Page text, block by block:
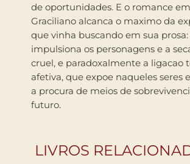
de oportunidades. E o romance
Graciliano alcanca o maximo da
que vinha buscando em sua
impulsiona os personagens e a
cruel, e paradoxalmente a ligacao
afetiva, que expoe naqueles seres
a procura de meios de
futuro.
LIVROS